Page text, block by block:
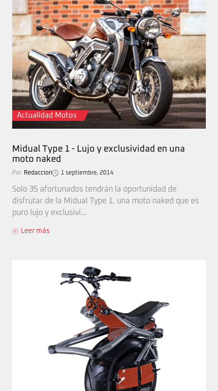
Actualidad Motos
Midual Type 1 - Lujo y exclusividad en una
moto naked
Por Redaccion 1 septiembre, 2014
Solo 35 afortunados tendrán la oportunidad de
disfrutar de la Midual Type 1, una moto naked que es
puro lujo y exclusivi...
Leer más